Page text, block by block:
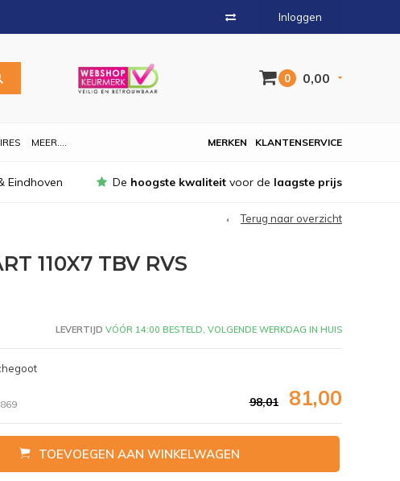
Inloggen
0 0,00
MEER.... KLANTENSERVICE
MERKEN
Eindhoven De hoogste kwaliteit voor de laagste prijs
Terug naar overzicht
110X7 TBV RVS
LEVERTIJD VÓÓR 14:00 BESTELD, VOLGENDE WERKDAG IN HUIS
98,01 81,00
TOEVOEGEN AAN WINKELWAGEN